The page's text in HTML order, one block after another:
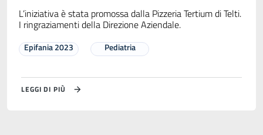
L’iniziativa è stata promossa dalla Pizzeria Tertium di Telti.
I ringraziamenti della Direzione Aziendale.
Epifania 2023 Pediatria
LEGGI DI PIÙ